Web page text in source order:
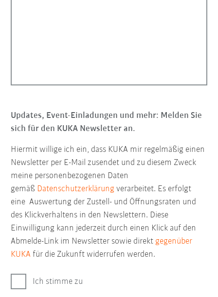
Updates, Event-Einladungen und mehr: Melden Sie
sich für den KUKA Newsletter an.
Hiermit willige ich ein, dass KUKA mir regelmäßig einen
Newsletter per E-Mail zusendet und zu diesem Zweck
meine personenbezogenen Daten
gemäß Datenschutzerklärung verarbeitet. Es erfolgt
eine Auswertung der Zustell- und Öffnungsraten und
des Klickverhaltens in den Newslettern. Diese
Einwilligung kann jederzeit durch einen Klick auf den
Abmelde-Link im Newsletter sowie direktgegenüber
KUKA für die Zukunft widerrufen werden.
Ich stimme zu